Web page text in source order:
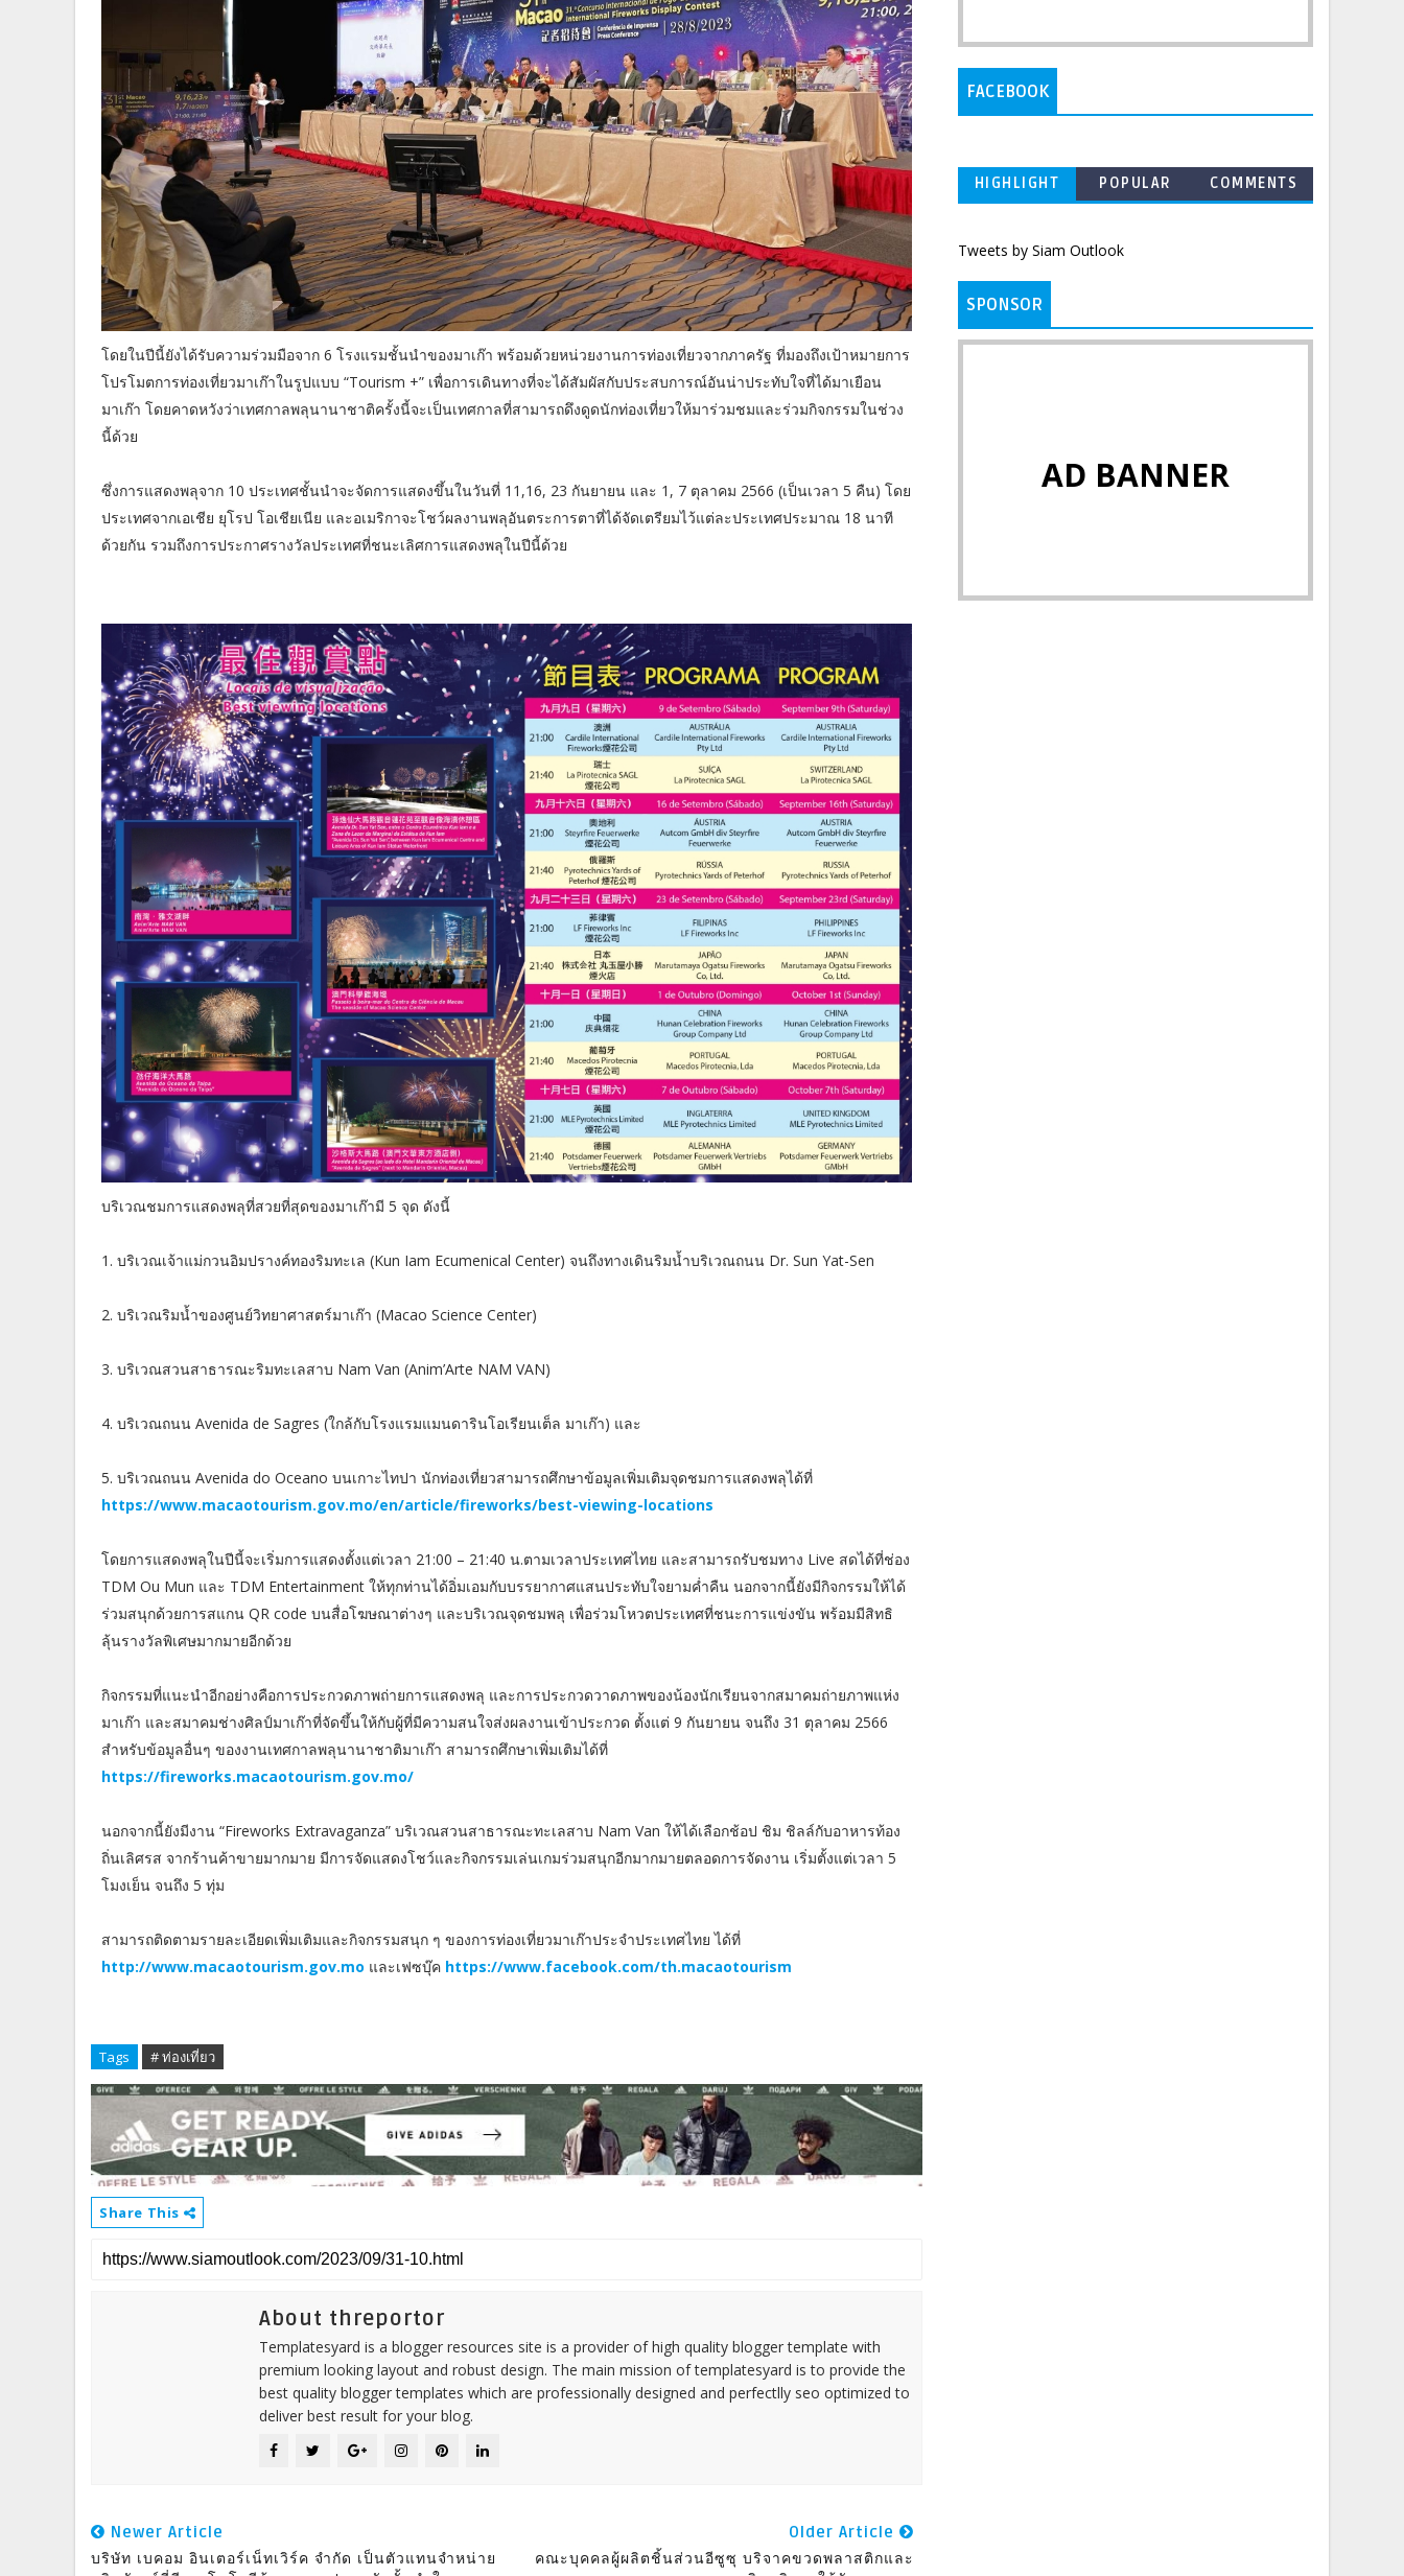
โดยในปีนี้ยังได้รับความร่วมมือจาก 6 โรงแรมชั้นนำของมาเก๊า พร้อมด้วยหน่วยงานการท่องเที่ยวจากภาครัฐ ที่มองถึงเป้าหมายการ
โปรโมตการท่องเที่ยวมาเก๊าในรูปแบบ “Tourism +” เพื่อการเดินทางที่จะได้สัมผัสกับประสบการณ์อันน่าประทับใจที่ได้มาเยือน
มาเก๊า โดยคาดหวังว่าเทศกาลพลุนานาชาติครั้งนี้จะเป็นเทศกาลที่สามารถดึงดูดนักท่องเที่ยวให้มาร่วมชมและร่วมกิจกรรมในช่วง
นี้ด้วย
ซึ่งการแสดงพลุจาก 10 ประเทศชั้นนำจะจัดการแสดงขึ้นในวันที่ 11,16, 23 กันยายน และ 1, 7 ตุลาคม 2566 (เป็นเวลา 5 คืน) โดย
ประเทศจากเอเชีย ยุโรป โอเชียเนีย และอเมริกาจะโชว์ผลงานพลุอันตระการตาที่ได้จัดเตรียมไว้แต่ละประเทศประมาณ 18 นาที
ด้วยกัน รวมถึงการประกาศรางวัลประเทศที่ชนะเลิศการแสดงพลุในปีนี้ด้วย
บริเวณชมการแสดงพลุที่สวยที่สุดของมาเก๊ามี 5 จุด ดังนี้
1. บริเวณเจ้าแม่กวนอิมปรางค์ทองริมทะเล (Kun Iam Ecumenical Center) จนถึงทางเดินริมน้ำบริเวณถนน Dr. Sun Yat-Sen
2. บริเวณริมน้ำของศูนย์วิทยาศาสตร์มาเก๊า (Macao Science Center)
3. บริเวณสวนสาธารณะริมทะเลสาบ Nam Van (Anim’Arte NAM VAN)
4. บริเวณถนน Avenida de Sagres (ใกล้กับโรงแรมแมนดารินโอเรียนเต็ล มาเก๊า) และ
5. บริเวณถนน Avenida do Oceano บนเกาะไทปา นักท่องเที่ยวสามารถศึกษาข้อมูลเพิ่มเติมจุดชมการแสดงพลุได้ที่
https://www.macaotourism.gov.mo/en/article/fireworks/best-viewing-locations
โดยการแสดงพลุในปีนี้จะเริ่มการแสดงตั้งแต่เวลา 21:00 – 21:40 น.ตามเวลาประเทศไทย และสามารถรับชมทาง Live สดได้ที่ช่อง
TDM Ou Mun และ TDM Entertainment ให้ทุกท่านได้อิ่มเอมกับบรรยากาศแสนประทับใจยามค่ำคืน นอกจากนี้ยังมีกิจกรรมให้ได้
ร่วมสนุกด้วยการสแกน QR code บนสื่อโฆษณาต่างๆ และบริเวณจุดชมพลุ เพื่อร่วมโหวตประเทศที่ชนะการแข่งขัน พร้อมมีสิทธิ
ลุ้นรางวัลพิเศษมากมายอีกด้วย
กิจกรรมที่แนะนำอีกอย่างคือการประกวดภาพถ่ายการแสดงพลุ และการประกวดวาดภาพของน้องนักเรียนจากสมาคมถ่ายภาพแห่ง
มาเก๊า และสมาคมช่างศิลป์มาเก๊าที่จัดขึ้นให้กับผู้ที่มีความสนใจส่งผลงานเข้าประกวด ตั้งแต่ 9 กันยายน จนถึง 31 ตุลาคม 2566
สำหรับข้อมูลอื่นๆ ของงานเทศกาลพลุนานาชาติมาเก๊า สามารถศึกษาเพิ่มเติมได้ที่
https://fireworks.macaotourism.gov.mo/
นอกจากนี้ยังมีงาน “Fireworks Extravaganza” บริเวณสวนสาธารณะทะเลสาบ Nam Van ให้ได้เลือกช้อป ชิม ชิลล์กับอาหารท้อง
ถิ่นเลิศรส จากร้านค้าขายมากมาย มีการจัดแสดงโชว์และกิจกรรมเล่นเกมร่วมสนุกอีกมากมายตลอดการจัดงาน เริ่มตั้งแต่เวลา 5
โมงเย็น จนถึง 5 ทุ่ม
สามารถติดตามรายละเอียดเพิ่มเติมและกิจกรรมสนุก ๆ ของการท่องเที่ยวมาเก๊าประจำประเทศไทย ได้ที่
http://www.macaotourism.gov.mo และเฟซบุ๊ค https://www.facebook.com/th.macaotourism
Tags # ท่องเที่ยว
Share This
About threportor
Templatesyard is a blogger resources site is a provider of high quality blogger template with
premium looking layout and robust design. The main mission of templatesyard is to provide the
best quality blogger templates which are professionally designed and perfectlly seo optimized to
deliver best result for your blog.
Newer Article
บริษัท เบคอม อินเตอร์เน็ทเวิร์ค จำกัด เป็นตัวแทนจำหน่าย
Older Article
คณะบุคคลผู้ผลิตชิ้นส่วนอีซูซุ บริจาคขวดพลาสติกและ
FACEBOOK
HIGHLIGHT POPULAR COMMENTS
Tweets by Siam Outlook
SPONSOR
AD BANNER